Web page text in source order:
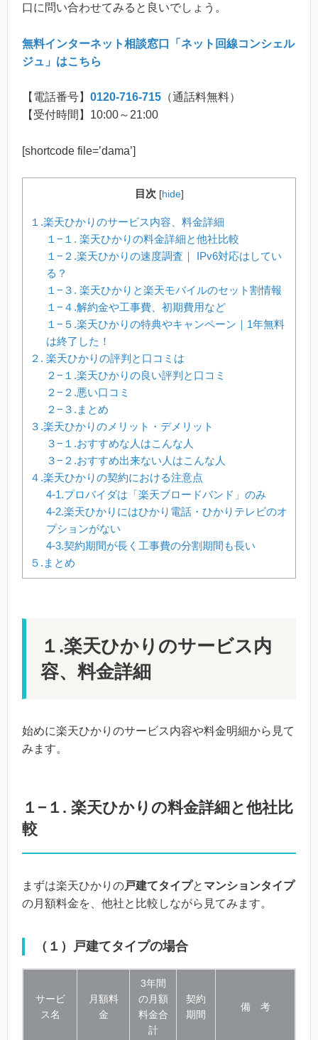
口に問い合わせてみると良いでしょう。
無料インターネット相談窓口「ネット回線コンシェル
ジュ」はこちら
【電話番号】 0120-716-715 （通話料無料）
【受付時間】10:00～21:00
[shortcode file=’dama’]
目次 [hide]
１.楽天ひかりのサービス内容、料金詳細
１−１. 楽天ひかりの料金詳細と他社比較
１−２.楽天ひかりの速度調査｜ IPv6対応はしてい
る？
１−３. 楽天ひかりと楽天モバイルのセット割情報
１−４.解約金や工事費、初期費用など
１−５.楽天ひかりの特典やキャンペーン｜1年無料
は終了した！
２. 楽天ひかりの評判と口コミは
２−１.楽天ひかりの良い評判と口コミ
２−２.悪い口コミ
２−３.まとめ
３.楽天ひかりのメリット・デメリット
３−１.おすすめな人はこんな人
３−２.おすすめ出来ない人はこんな人
４.楽天ひかりの契約における注意点
4-1.プロバイダは「楽天ブロードバンド」のみ
4-2.楽天ひかりにはひかり電話・ひかりテレビのオ
プションがない
4-3.契約期間が長く工事費の分割期間も長い
５.まとめ
１.楽天ひかりのサービス内
容、料金詳細
始めに楽天ひかりのサービス内容や料金明細から見て
みます。
１−１. 楽天ひかりの料金詳細と他社比
較
まずは楽天ひかりの戸建てタイプと マンションタイプ
の月額料金を、他社と比較しながら見てみます。
（１）戸建てタイプの場合
サービ
ス名
月額料
金
3年間
の月額
料金合
計
契約
期間
備 考